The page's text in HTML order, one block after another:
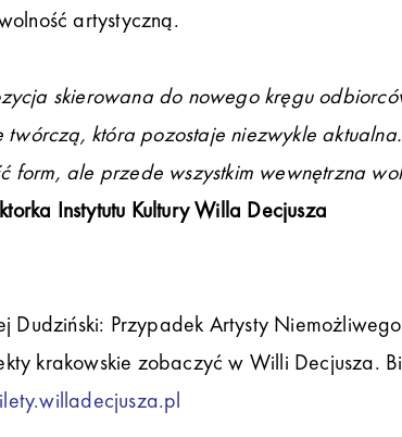
artystyczną.
skierowana do nowego kręgu
twórczą, która pozostaje niezwykle
form, ale przede wszystkim wewnętrzna
Instytutu Kultury Willa Decjusza
Dudziński: Przypadek Artysty
krakowskie zobaczyć w Willi Decjusza.